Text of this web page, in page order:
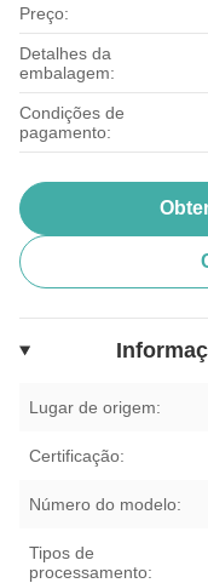
Preço:
Detalhes da
embalagem:
Condições de
pagamento:
Lugar de origem:
Certificação:
Número do modelo:
Tipos de
processamento: